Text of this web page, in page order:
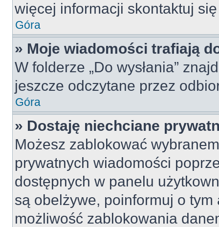
więcej informacji skontaktuj
Góra
» Moje wiadomości trafiają
W folderze „Do wysłania”
jeszcze odczytane przez
Góra
» Dostaję niechciane
Możesz zablokować
prywatnych wiadomości
dostępnych w panelu
są obelżywe, poinformuj o
możliwość zablokowania